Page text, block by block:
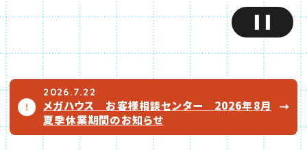
2026.7.22
メガハウス お客様相談センター 2026年8月
夏季休業期間のお知らせ（別ウィンドウで開きます）